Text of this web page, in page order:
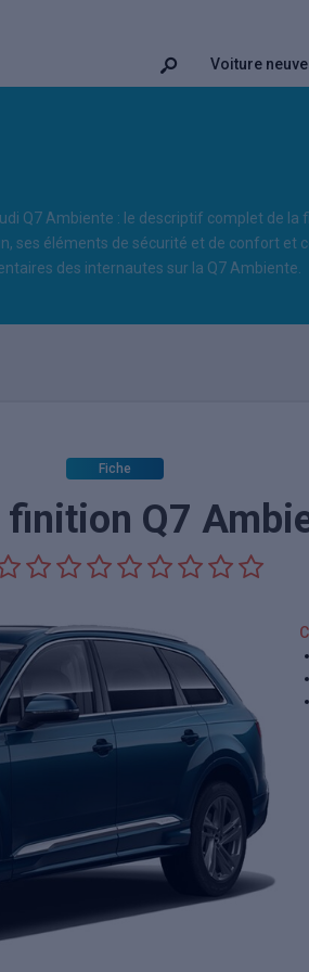
Voiture neuve
Q7 Ambiente : le descriptif complet de
ses éléments de sécurité et de confort et
des internautes sur la Q7 Ambiente.
Fiche
finition Q7